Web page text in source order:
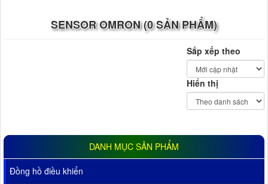
SENSOR OMRON (0 SẢN PHẨM)
Sắp xếp theo
Hiển thị
DANH MỤC SẢN PHẨM
Đồng hồ điều khiển